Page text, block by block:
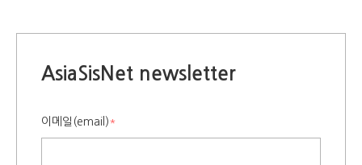
AsiaSisNet newsletter
이메일(email)*